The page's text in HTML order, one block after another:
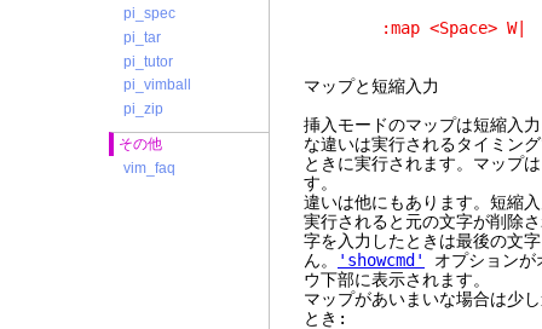
pi_spec
pi_tar
pi_tutor
pi_vimball
pi_zip
その他
vim_faq
:map <Space> W| " 次
マップと短縮入力
挿入モードのマップは短縮入
な違いは実行されるタイミン
ときに実行されます。マップ
す。
違いは他にもあります。短縮
実行されると元の文字が削除
字を入力したときは最後の文
ん。
'showcmd'
オプションが
ウ下部に表示されます。
マップがあいまいな場合は少
とき: